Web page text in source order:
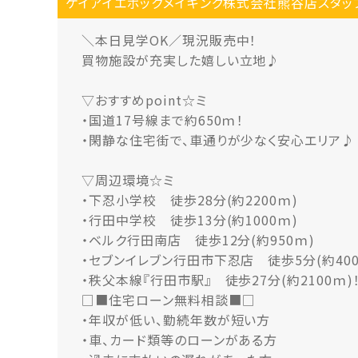
＼本日見学OK／現況販売中！
買物施設が充実した嬉しい立地♪
▽おすすめpoint☆ミ
・国道17号線まで約650ｍ！
・閑静な住宅街で、車通りが少なく安心エリア♪
▽周辺環境☆ミ
・下忍小学校 徒歩28分(約2200ｍ)
・行田中学校 徒歩13分(約1000ｍ)
・ベルク行田南店 徒歩12分(約950ｍ)
・セブンイレブン行田市下忍店 徒歩5分(約
・秩父本線『行田市駅』 徒歩27分(約2100ｍ)！
□■住宅ローン無料相談■□
・年収が低い、勤続年数が短い方
・車、カード類等のローンがある方